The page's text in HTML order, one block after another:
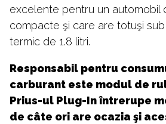
excelente pentru un automobil
compacte şi care are totuşi
termic de 1.8 litri.
Responsabil pentru
carburant este modul de
Prius-ul Plug-In întrerupe
de câte ori are ocazia şi